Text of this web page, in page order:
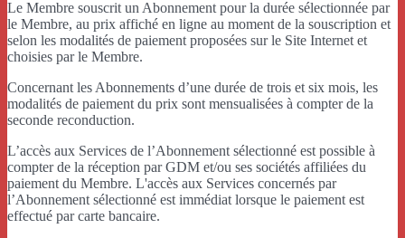
Le Membre souscrit un Abonnement pour la durée sélectionnée par
le Membre, au prix affiché en ligne au moment de la souscription et
selon les modalités de paiement proposées sur le Site Internet et
choisies par le Membre.
Concernant les Abonnements d’une durée de trois et six mois, les
modalités de paiement du prix sont mensualisées à compter de la
seconde reconduction.
L’accès aux Services de l’Abonnement sélectionné est possible à
compter de la réception par GDM et/ou ses sociétés affiliées du
paiement du Membre. L'accès aux Services concernés par
l’Abonnement sélectionné est immédiat lorsque le paiement est
effectué par carte bancaire.